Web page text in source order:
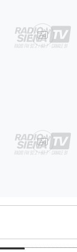
Ad
Ad